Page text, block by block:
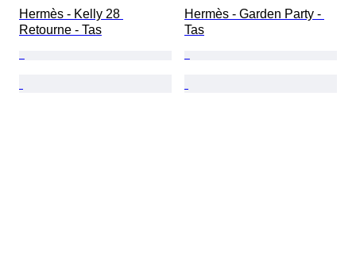
Hermès - Kelly 28
Retourne - Tas
Hermès - Garden Party -
Tas